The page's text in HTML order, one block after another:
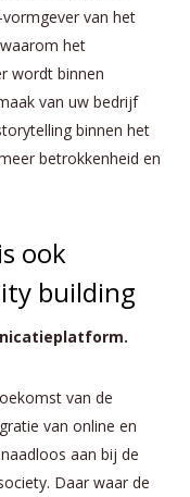
van het
het
wordt binnen
van uw bedrijf
binnen het
betrokkenheid en
ook
building
van de
van online en
aan bij de
Daar waar de